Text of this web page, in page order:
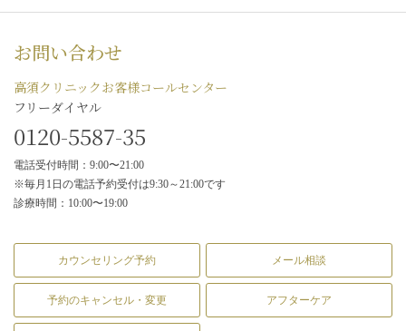
お問い合わせ
高須クリニックお客様コールセンター
フリーダイヤル
0120-5587-35
電話受付時間：9:00〜21:00
※毎月1日の電話予約受付は9:30～21:00です
診療時間：10:00〜19:00
カウンセリング予約 メール相談
予約のキャンセル・変更 アフターケア